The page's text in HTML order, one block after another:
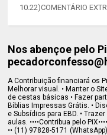
10.22)COMENTÁRIO
Nos abençoe pelo
A Contribuição financiará os
Melhorar visual. • Manter o
de cestas básicas • Fazer
Bíblias Impressas Grátis. •
e Subsídios para EBD. •
aulas. ••••Contribua pelo
•• (11) 97828-5171 (WhatsApp)